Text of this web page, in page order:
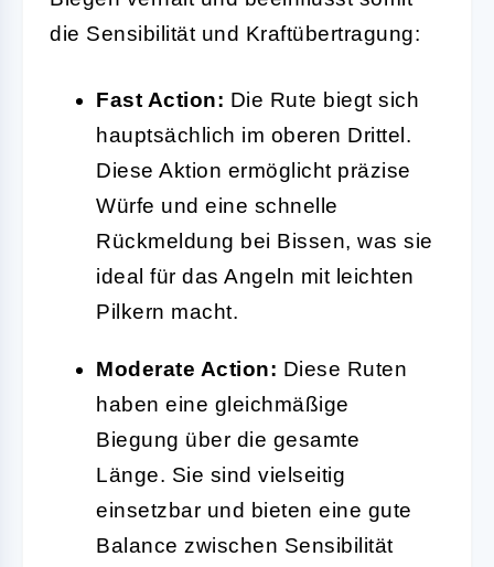
die Sensibilität und Kraftübertragung:
Fast Action: Die Rute biegt sich
hauptsächlich im oberen Drittel.
Diese Aktion ermöglicht präzise
Würfe und eine schnelle
Rückmeldung bei Bissen, was sie
ideal für das Angeln mit leichten
Pilkern macht.
Moderate Action: Diese Ruten
haben eine gleichmäßige
Biegung über die gesamte
Länge. Sie sind vielseitig
einsetzbar und bieten eine gute
Balance zwischen Sensibilität